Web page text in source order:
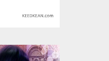
: Use of undefined
article_topic -